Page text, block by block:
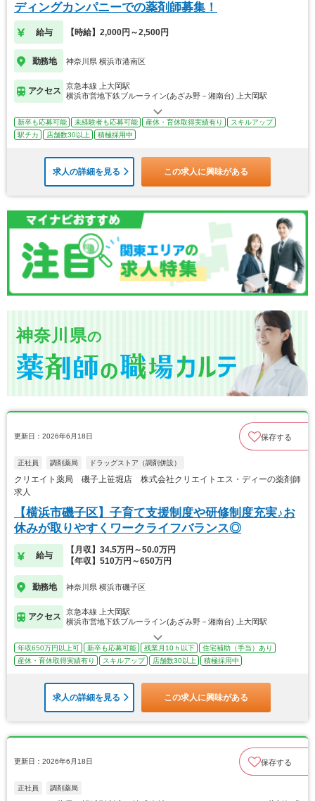
ディングカンパニーでの薬剤師募集！
給与 【時給】2,000円～2,500円
勤務地 神奈川県 横浜市港南区
アクセス
京急本線 上大岡駅
横浜市営地下鉄ブルーライン(あざみ野－湘南台) 上大岡駅
新卒も応募可能 未経験者も応募可能 産休・育休取得実績有り
スキルアップ
駅チカ
店舗数30以上 積極採用中
求人の詳細を見る この求人に興味がある
神奈川県の
更新日：2026年6月18日 保存する
正社員 調剤薬局 ドラッグストア（調剤併設）
クリエイト薬局 磯子上笹堀店 株式会社クリエイトエス・ディーの薬剤師
求人
【横浜市磯子区】子育て支援制度や研修制度充実♪お
休みが取りやすくワークライフバランス◎
給与
【月収】34.5万円～50.0万円
【年収】510万円～650万円
勤務地 神奈川県 横浜市磯子区
アクセス
京急本線 上大岡駅
横浜市営地下鉄ブルーライン(あざみ野－湘南台) 上大岡駅
年収650万円以上可 新卒も応募可能 残業月10ｈ以下
住宅補助（手当）あり
産休・育休取得実績有り
スキルアップ 店舗数30以上 積極採用中
求人の詳細を見る この求人に興味がある
更新日：2026年6月18日 保存する
正社員 調剤薬局